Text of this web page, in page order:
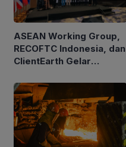
ASEAN Working Group,
RECOFTC Indonesia, dan
ClientEarth Gelar
untuk Memperkuat Tata
Kelola Perhutanan Sosial